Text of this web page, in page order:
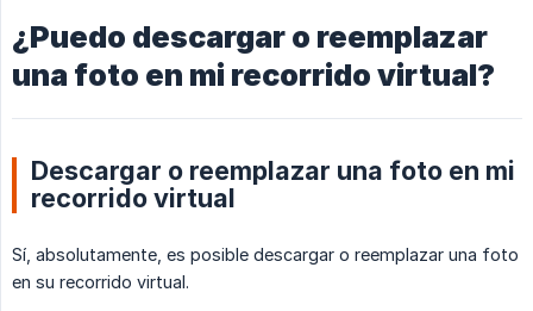
¿Puedo descargar o reemplazar
una foto en mi recorrido virtual?
Descargar o reemplazar una foto en mi
recorrido virtual
Sí, absolutamente, es posible descargar o reemplazar una foto
en su recorrido virtual.